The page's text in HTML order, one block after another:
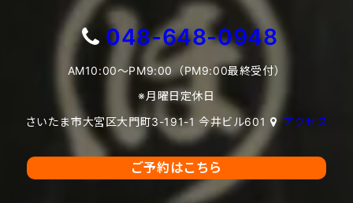
048-648-0948
AM10:00～PM9:00（PM9:00最終受付）
※月曜日定休日
さいたま市大宮区大門町3-191-1 今井ビル601
アクセス
ご予約はこちら